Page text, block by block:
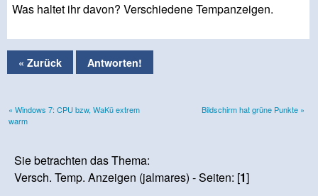
Was haltet ihr davon? Verschiedene Tempanzeigen.
« Zurück Antworten!
« Windows 7: CPU bzw, WaKü extrem
warm
Bildschirm hat grüne Punkte »
Sie betrachten das Thema:
Versch. Temp. Anzeigen (jalmares) - Seiten: [1]